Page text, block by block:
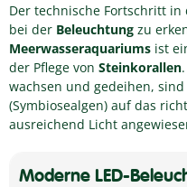
Der technische Fortschritt in
bei der Beleuchtung zu
Meerwasseraquariums ist
der Pflege von Steinkorallen
wachsen und gedeihen,
(Symbiosealgen) auf das
ausreichend Licht
Moderne LED-